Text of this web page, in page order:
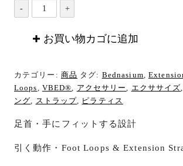
お買い物カゴに追加
カテゴリー: 商品 タグ: Bednasium ,
Loops
VBED® アクセサリー エクササイズ
ング
ストラップ ピラティス
足首・手にフィットする設計
引く動作・Foot Loops & Extension